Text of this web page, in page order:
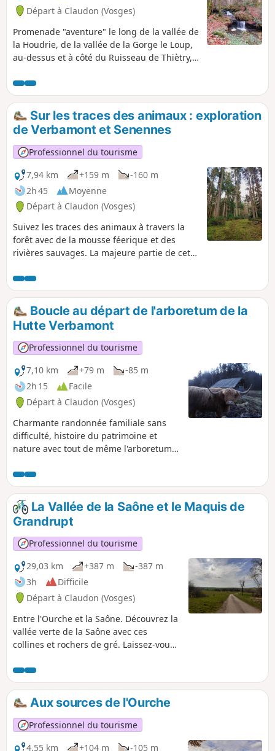
Visorando afin d'éventuellement se
géolocaliser.
Départ à Claudon (Vosges)
Promenade "aventure" le long de la vallée de
la Houdrie, de la vallée de la Gorge le Loup,
au-dessus et à côté du Ruisseau de Thiètry,
et de très jolies cascades si l'eau le permet.
La promenade se fait sur des routes non
pavées et des sentiers forestiers. La période
la plus favorable pour ce circuit est le
printemps. Il est recommandé d'utiliser
l'application Visorando, certaines portions
du sentier sont peu "marquées".
Sur les traces des animaux : exploration
de Verbamont et Senennes
Professionnel du tourisme
7,94 km
+159 m
-160 m
2h 45
Moyenne
Départ à Claudon (Vosges)
Suivez les traces des animaux à travers la
forêt avec de la mousse féerique et des
rivières sauvages. La majeure partie de cette
parfois difficiles d'accès, et hors des
sentiers. L'emploi de l'application Visorando
ou d'un GPS est fortement conseillé.
Boucle au départ de l'arboretum de la
Hutte Verbamont
Professionnel du tourisme
7,10 km
+79 m
-85 m
2h 15
Facile
Départ à Claudon (Vosges)
Charmante randonnée familiale sans
difficulté, histoire du patrimoine et
nature avec tout de même l'arboretum
séquoia de France ainsi qu'une chapelle
école
La Vallée de la Saône et le Maquis de
Grandrupt
Professionnel du tourisme
29,03 km
+387 m
-387 m
3h
Difficile
Départ à Claudon (Vosges)
Entre l'Ourche et la Saône. Découvrez la
vallée verte de la Saône avec ces
collines et rochers de gré. Laissez-vous
Saône et de tous ses affluents.
Aux sources de l'Ourche
Professionnel du tourisme
4,55 km
+104 m -105 m